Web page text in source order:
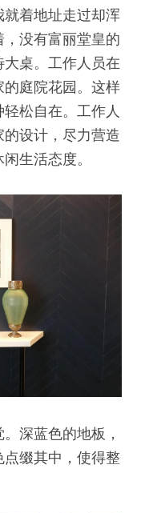
就着地址走过却浑
没有富丽堂皇的
桌。工作人员在
的庭院花园。这样
松自在。工作人
设计，尽力营造
生活态度。
深蓝色的地板，
缀其中，使得整